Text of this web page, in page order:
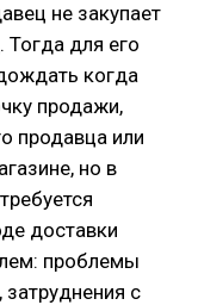
не закупает
Тогда для его
когда
продажи,
продавца или
но в
доставки
проблемы
с